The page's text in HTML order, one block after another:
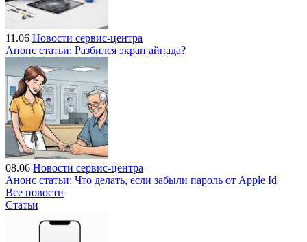
11.06 Новости сервис-центра
Анонс статьи: Разбился экран айпада?
08.06 Новости сервис-центра
Анонс статьи: Что делать, если забыли пароль от Apple Id
Все новости
Статьи